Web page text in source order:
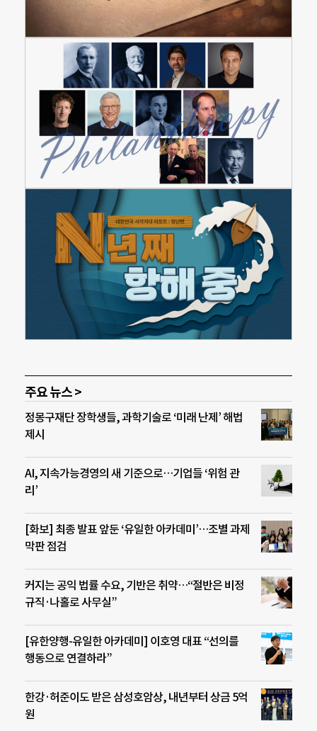
주요 뉴스 >
정몽구재단 장학생들, 과학기술로 ‘미래 난제’ 해법
제시
AI, 지속가능경영의 새 기준으로…기업들 ‘위험 관
리’
[화보] 최종 발표 앞둔 ‘유일한 아카데미’…조별 과제
막판 점검
커지는 공익 법률 수요, 기반은 취약…“절반은 비정
규직·나홀로 사무실”
[유한양행-유일한 아카데미] 이호영 대표 “선의를
행동으로 연결하라”
한강·허준이도 받은 삼성호암상, 내년부터 상금 5억
원